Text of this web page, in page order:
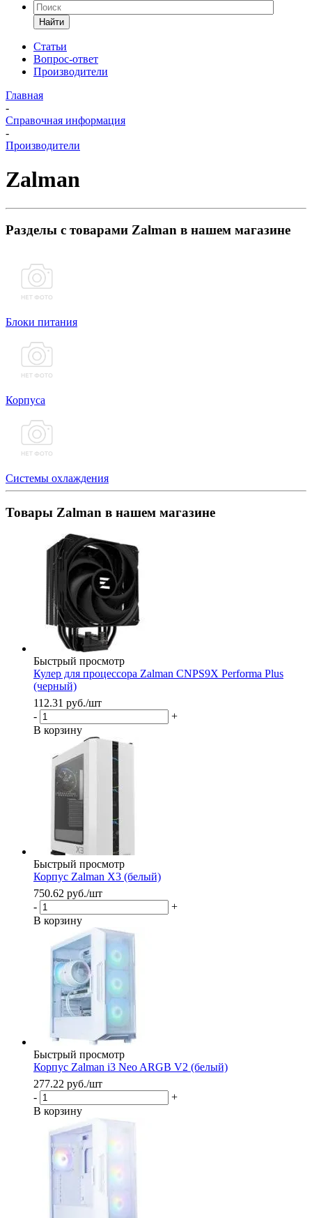
Найти
Статьи
Вопрос-ответ
Производители
Главная
-
Справочная информация
-
Производители
Zalman
Разделы с товарами Zalman в нашем магазине
Блоки питания
Корпуса
Системы охлаждения
Товары Zalman в нашем магазине
Быстрый просмотр
Кулер для процессора Zalman CNPS9X Performa Plus
(черный)
112.31 руб./шт
-
+
В корзину
Быстрый просмотр
Корпус Zalman X3 (белый)
750.62 руб./шт
-
+
В корзину
Быстрый просмотр
Корпус Zalman i3 Neo ARGB V2 (белый)
277.22 руб./шт
-
+
В корзину